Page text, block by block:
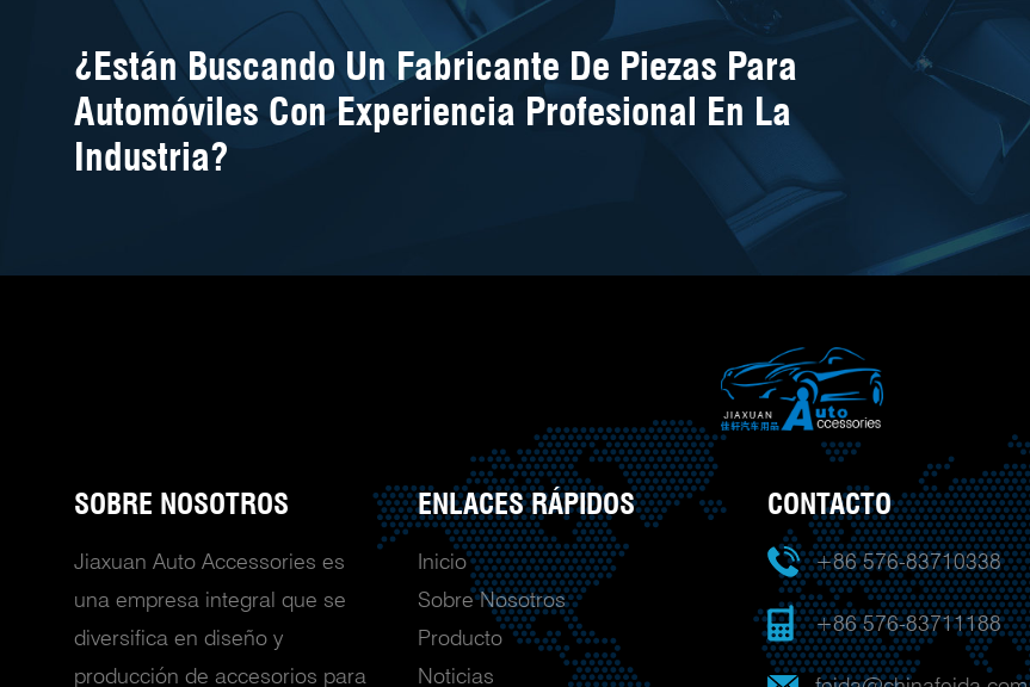
¿Están Buscando Un Fabricante De Piezas Para
Automóviles Con Experiencia Profesional En La
Industria?
SOBRE NOSOTROS
Jiaxuan Auto Accessories es
una empresa integral que se
diversifica en diseño y
producción de accesorios para
ENLACES RÁPIDOS
Inicio
Sobre Nosotros
Producto
Noticias
CONTACTO
+86 576-83710338
+86 576-83711188